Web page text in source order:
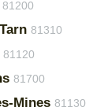
81200
81310
81120
81700
Mines 81130